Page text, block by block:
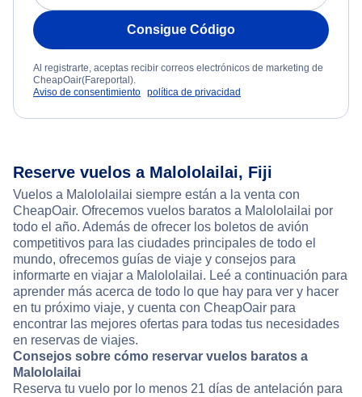
Consigue Código
Al registrarte, aceptas recibir correos electrónicos de marketing de
CheapOair(Fareportal).
Aviso de consentimiento política de privacidad
Reserve vuelos a Malololailai, Fiji
Vuelos a Malololailai siempre están a la venta con
CheapOair. Ofrecemos vuelos baratos a Malololailai por
todo el año. Además de ofrecer los boletos de avión
competitivos para las ciudades principales de todo el
mundo, ofrecemos guías de viaje y consejos para
informarte en viajar a Malololailai. Leé a continuación para
aprender más acerca de todo lo que hay para ver y hacer
en tu próximo viaje, y cuenta con CheapOair para
encontrar las mejores ofertas para todas tus necesidades
en reservas de viajes.
Consejos sobre cómo reservar vuelos baratos a
Malololailai
Reserva tu vuelo por lo menos 21 días de antelación para